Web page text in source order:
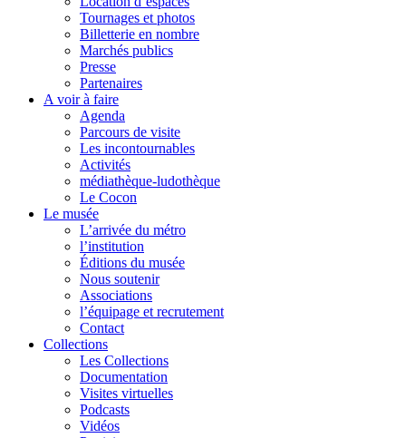
Tournages et photos
Billetterie en nombre
Marchés publics
Presse
Partenaires
A voir à faire
Agenda
Parcours de visite
Les incontournables
Activités
médiathèque-ludothèque
Le Cocon
Le musée
L’arrivée du métro
l’institution
Éditions du musée
Nous soutenir
Associations
l’équipage et recrutement
Contact
Collections
Les Collections
Documentation
Visites virtuelles
Podcasts
Vidéos